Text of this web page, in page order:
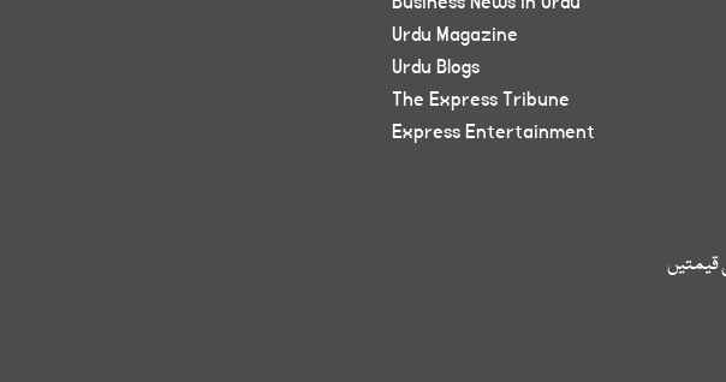
قیمتیں
Urdu Magazine
Urdu Blogs
The Express Tribune
Express Entertainment